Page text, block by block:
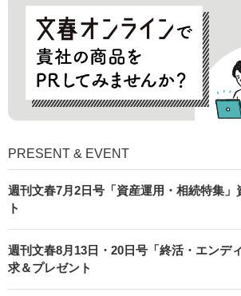
PRESENT & EVENT
週刊文春7月2日号「資産運用・相続特集」
ト
週刊文春8月13日・20日号「終活・エンデ
求＆プレゼント